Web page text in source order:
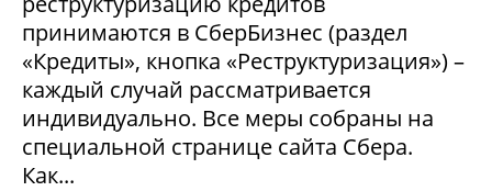
принимаются в СберБизнес (раздел
«Кредиты», кнопка «Реструктуризация») –
каждый случай рассматривается
индивидуально. Все меры собраны на
специальной странице сайта Сбера.
Как...